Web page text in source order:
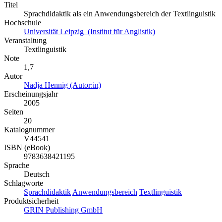
Titel
Sprachdidaktik als ein Anwendungsbereich der Textlinguistik
Hochschule
Universität Leipzig (Institut für Anglistik)
Veranstaltung
Textlinguistik
Note
1,7
Autor
Nadja Hennig (Autor:in)
Erscheinungsjahr
2005
Seiten
20
Katalognummer
V44541
ISBN (eBook)
9783638421195
Sprache
Deutsch
Schlagworte
Sprachdidaktik Anwendungsbereich Textlinguistik
Produktsicherheit
GRIN Publishing GmbH